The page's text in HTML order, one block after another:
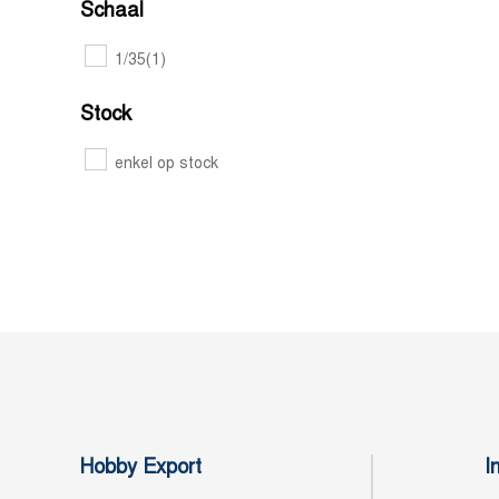
Schaal
1/35(1)
Stock
enkel op stock
Hobby Export